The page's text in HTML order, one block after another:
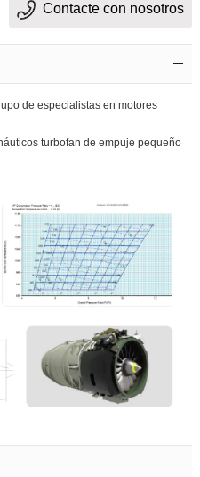
Contacte con nosotros
de especialistas en motores
turbofan de empuje pequeño